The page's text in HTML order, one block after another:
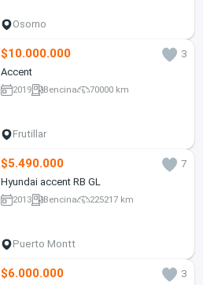
Osorno
$10.000.000
3
Accent
2019 Bencina 70000 km
Frutillar
$5.490.000
7
Hyundai accent RB GL
2013 Bencina 225217 km
Puerto Montt
$6.000.000
3